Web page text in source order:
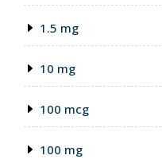
1.5 mg
10 mg
100 mcg
100 mg